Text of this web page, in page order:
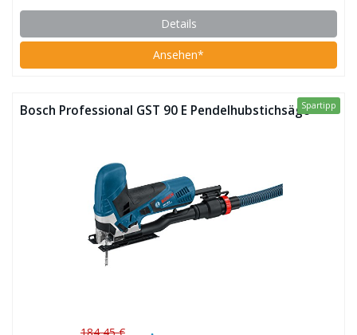
Details
Ansehen*
Spartipp
Bosch Professional GST 90 E Pendelhubstichsäge